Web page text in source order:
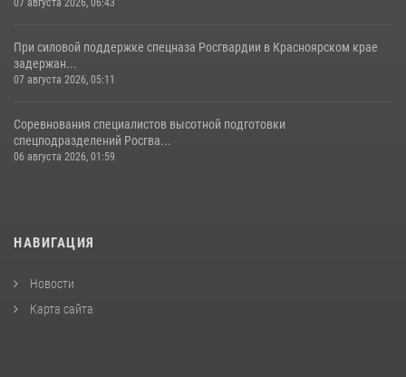
При силовой поддержке спецназа Росгвардии в Красноярском крае
задержан...
07 августа 2026, 05:11
Соревнования специалистов высотной подготовки
спецподразделений Росгва...
06 августа 2026, 01:59
НАВИГАЦИЯ
Новости
Карта сайта